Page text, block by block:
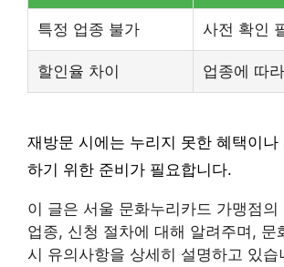
특정 업종 불가 사전 확인
할인율 차이 업종에 따
재방문 시에는 누리지 못한 혜택이나
하기 위한 준비가 필요합니다.
이 글은 서울 문화누리카드 가맹점의
업종, 신청 절차에 대해 알려주며, 문
시 유의사항을 상세히 설명하고 있습